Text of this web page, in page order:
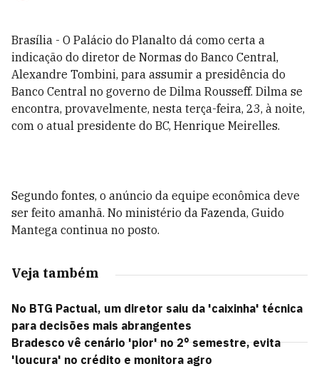
Brasília - O Palácio do Planalto dá como certa a
indicação do diretor de Normas do Banco Central,
Alexandre Tombini, para assumir a presidência do
Banco Central no governo de Dilma Rousseff. Dilma se
encontra, provavelmente, nesta terça-feira, 23, à noite,
com o atual presidente do BC, Henrique Meirelles.
Segundo fontes, o anúncio da equipe econômica deve
ser feito amanhã. No ministério da Fazenda, Guido
Mantega continua no posto.
Veja também
No BTG Pactual, um diretor saiu da 'caixinha' técnica
para decisões mais abrangentes
Bradesco vê cenário 'pior' no 2° semestre, evita
'loucura' no crédito e monitora agro